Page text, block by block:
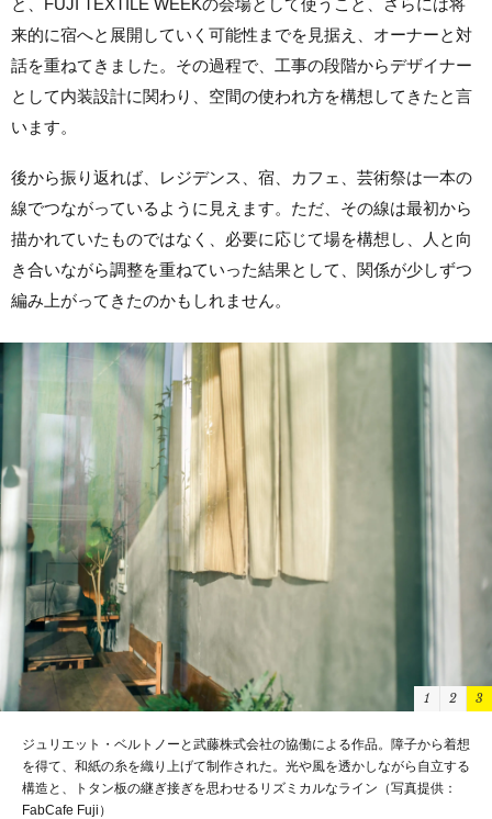
来的に宿へと展開していく可能性までを見据え、オーナーと対
話を重ねてきました。その過程で、工事の段階からデザイナー
として内装設計に関わり、空間の使われ方を構想してきたと言
います。
後から振り返れば、レジデンス、 宿、カフェ、 芸術祭は一本の
線でつながっているように見えます。ただ、その線は最初から
描かれていたものではなく、必要に応じて場を構想し、人と向
き合いながら調整を重ねていった結果として、関係が少しずつ
編み上がってきたのかもしれません。
ジュリエット・ベルトノーと武藤株式会社の協働による作品。障子から着想
を得て、和紙の糸を織り上げて制作された。光や風を透かしながら自立する
構造と、トタン板の継ぎ接ぎを思わせるリズミカルなライン（写真提供：
FabCafe Fuji）
1 2 3